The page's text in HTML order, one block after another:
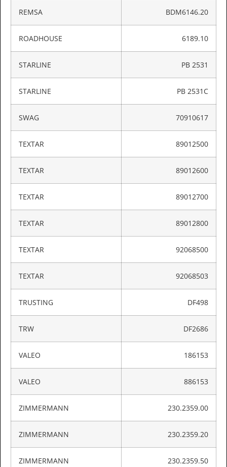
REMSA BDM6146.20
ROADHOUSE 6189.10
STARLINE PB 2531
STARLINE PB 2531C
SWAG 70910617
TEXTAR 89012500
TEXTAR 89012600
TEXTAR 89012700
TEXTAR 89012800
TEXTAR 92068500
TEXTAR 92068503
TRUSTING DF498
TRW DF2686
VALEO 186153
VALEO 886153
ZIMMERMANN 230.2359.00
ZIMMERMANN 230.2359.20
ZIMMERMANN 230.2359.50